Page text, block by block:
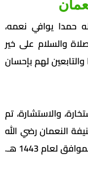
حمدا يوافي نعمه،
والسلام على خير
لهم بإحسان
والاستشارة، تم
النعمان رضي الله